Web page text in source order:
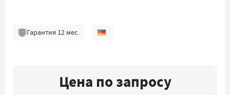
Гарантия 12мес.
Цена по запросу